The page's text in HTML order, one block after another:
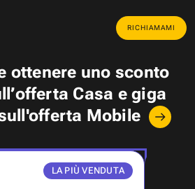
RICHIAMAMI
ottenere uno sconto
Casa egiga
Mobile
LA PIÙ VENDUTA